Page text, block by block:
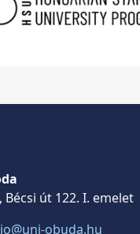
Bécsi út 122. I. emelet
obuda.hu